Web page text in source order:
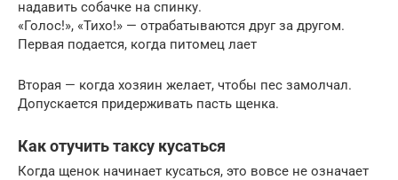
надавить собачке на спинку.
«Голос!», «Тихо!» — отрабатываются друг за другом.
Первая подается, когда питомец лает
Вторая — когда хозяин желает, чтобы пес замолчал.
Допускается придерживать пасть щенка.
Как отучить таксу кусаться
Когда щенок начинает кусаться, это вовсе не означает